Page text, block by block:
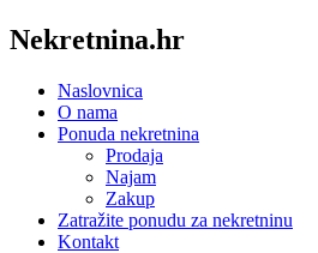
Nekretnina.hr
Naslovnica
O nama
Ponuda nekretnina
Prodaja
Najam
Zakup
Zatražite ponudu za nekretninu
Kontakt